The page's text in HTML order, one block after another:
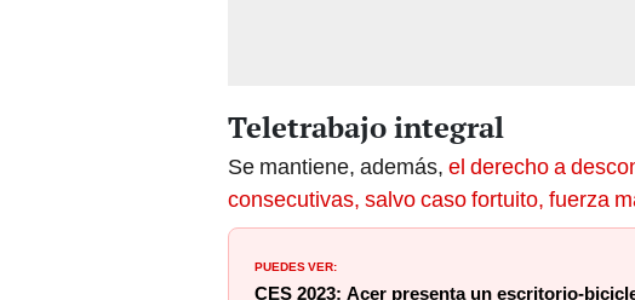
Se mantiene, además,el derecho a
consecutivas, salvo caso fortuito, fuerza
CES 2023: Acer presenta un escritorio-
podrás ejercitarte mientras trabajas